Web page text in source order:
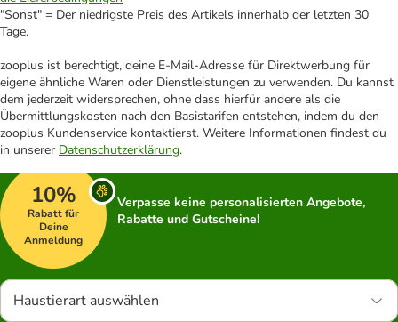
"Sonst" = Der niedrigste Preis des Artikels innerhalb der letzten 30
Tage.
zooplus ist berechtigt, deine E-Mail-Adresse für Direktwerbung für
eigene ähnliche Waren oder Dienstleistungen zu verwenden. Du kannst
dem jederzeit widersprechen, ohne dass hierfür andere als die
Übermittlungskosten nach den Basistarifen entstehen, indem du den
zooplus Kundenservice kontaktierst. Weitere Informationen findest du
in unserer Datenschutzerklärung.
10%
Rabatt für
Deine
Anmeldung
Verpasse keine personalisierten Angebote,
Rabatte und Gutscheine!
Haustierart auswählen